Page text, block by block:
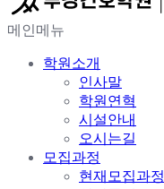
메인메뉴
학원소개
인사말
학원연혁
시설안내
오시는길
모집과정
현재모집과정